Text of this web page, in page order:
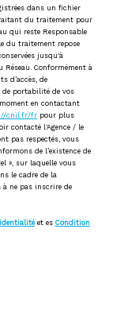
dans un fichier
du traitement pour
qui reste Responsable
du traitement repose
jusqu'à
Réseau. Conformément à
d’accès, de
de portabilité de vos
en contactant
cnil.fr/fr pour plus
contacté l'Agence / le
pas respectés, vous
de l’existence de
», sur laquelle vous
le cadre de la
à ne pas inscrire de
et es Condition